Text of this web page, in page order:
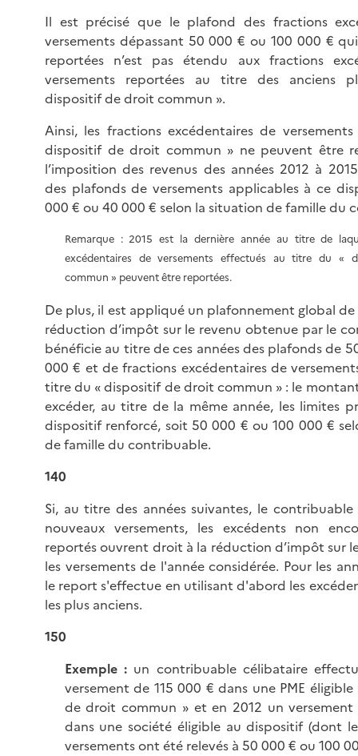
Il est précisé que le plafond des fractions
versements dépassant 50 000 € ou 100 000 €
reportées n’est pas étendu aux fractions
versements reportées au titre des anciens
dispositif de droit commun ».
Ainsi, les fractions excédentaires de
dispositif de droit commun » ne peuvent être
l’imposition des revenus des années 2012 à
des plafonds de versements applicables à ce
000 € ou 40 000 € selon la situation de famille du
Remarque : 2015 est la dernière année au titre de
excédentaires de versements effectués au titre du «
commun » peuvent être reportées.
De plus, il est appliqué un plafonnement global de
réduction d’impôt sur le revenu obtenue par le
bénéficie au titre de ces années des plafonds de
000 € et de fractions excédentaires de
titre du « dispositif de droit commun » : le
excéder, au titre de la même année, les limites
dispositif renforcé, soit 50 000 € ou 100 000 €
de famille du contribuable.
140
Si, au titre des années suivantes, le
nouveaux versements, les excédents non
reportés ouvrent droit à la réduction d’impôt sur
les versements de l'année considérée. Pour les
le report s'effectue en utilisant d'abord les
les plus anciens.
150
Exemple : un contribuable célibataire
versement de 115 000 € dans une PME
de droit commun » et en 2012 un
dans une société éligible au dispositif (dont
versements ont été relevés à 50 000 € ou 100